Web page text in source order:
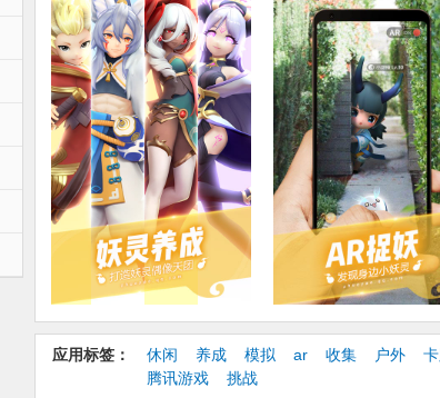
《一起来捉妖》中的基础玩法是“AR探索”。在游戏中，
捕捉生活中的妖灵。在收集妖灵的过程中，玩家可以培
打造中国妖灵体系
《一起来捉妖》打造了一个多元而有趣的中国妖灵体系
了食、志、域、趣四大种类，覆盖了地域、生活趣味、
既有“狻猊”、“贪狼”等具有上古神话色彩的异兽，还有“福
化、地域特色的妖灵，也不乏为了贴合当下网络、饮食文
龙虾”等萌物
【更新日志】:
11月版本日常更新妖灵与活动资源。
应用标签： 休闲 养成 模拟 ar 收集 户外
腾讯游戏
挑战